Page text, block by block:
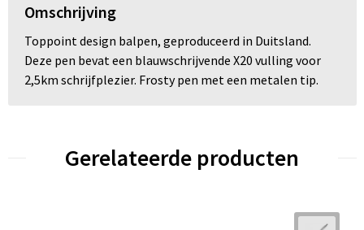
Omschrijving
Toppoint design balpen, geproduceerd in Duitsland.
Deze pen bevat een blauwschrijvende X20 vulling voor
2,5km schrijfplezier. Frosty pen met een metalen tip.
Gerelateerde producten